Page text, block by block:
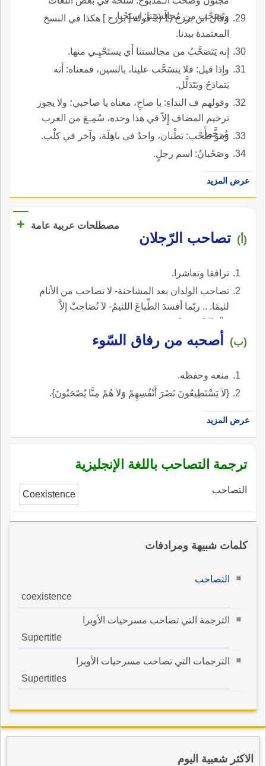
وتَصَحَّب من مُجالَسَتِنا: استَحْيا.وقال ابن برزح (1 (1 قوله [ برزح ] هكذا في النسخ
المعتمدة بيدنا.
إِنه يَتَصَحَّبُ من مجالستنا أَي يستَحْيِـي منها.
وإِذا قيل: فلا يتسَحَّب علينا، بالسين، فمعناه: أَنه
يَتمادَحُ ويَتَدَلَّل.
وقولهم ف النداءِ: يا صاحِ، معناه يا صاحبي؛ ولا يجوز
ترخيم المضاف إِلاّ في هذا وحده، سُمِـعَ من العرب
مُرخَّماً.
وبنو صُحْب: بَطْنان، واحدٌ في باهِلَة، وآخر في كلْب.
وصَحْبانُ: اسم رجلٍ.
عرض المزيد
مصطلحات عربية عامة +
(أ) تصاحب الرّجلان
ترافقا وتعاشرا.
تصاحب الولدان بعد المشاحنة- لا تصاحب من الأنام
لئيمًا. .. ربّما أفسدَ الطِّباعَ اللئيمُ- لاَ تُصَاحِبْ إلاَّ
مُؤْمِنًا [حديث].
(ب) أصحبه من رفاق السّوء
منعه وحفظه.
{لاَ يَسْتَطِيعُونَ نَصْرَ أَنْفُسِهِمْ وَلاَ هُمْ مِنَّا يُصْحَبُونَ}.
عرض المزيد
ترجمة التصاحب باللغة الإنجليزية
التصاحب Coexistence
كلمات شبيهة ومرادفات
التصاحب
coexistence
الترجمة التي تصاحب مسرحيات الأوبرا
Supertitle
الترجمات التي تصاحب مسرحيات الأوبرا
Supertitles
الاكثر شعبية اليوم